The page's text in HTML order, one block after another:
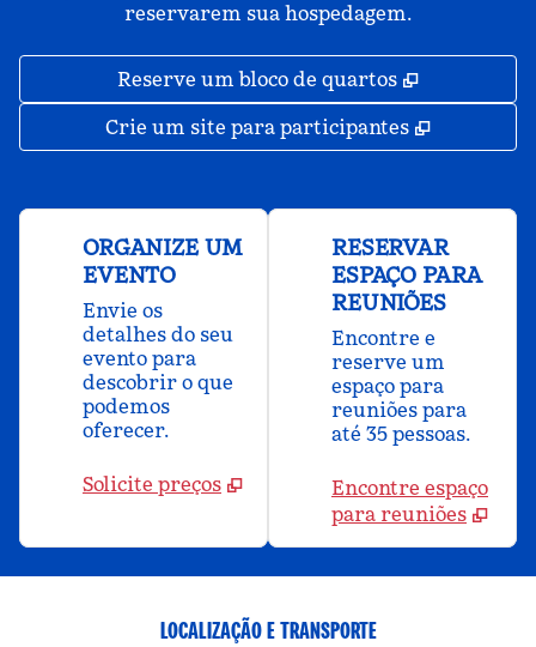
reservarem sua hospedagem.
Reserve um bloco de quartos ,
Crie um site para participantes ,
ORGANIZE UM
EVENTO
Envie os
detalhes do seu
evento para
descobrir o que
podemos
oferecer.
Solicite preços
RESERVAR
ESPAÇO PARA
REUNIÕES
Encontre e
reserve um
espaço para
reuniões para
até 35 pessoas.
Encontre espaço
para reuniões
LOCALIZAÇÃO E TRANSPORTE